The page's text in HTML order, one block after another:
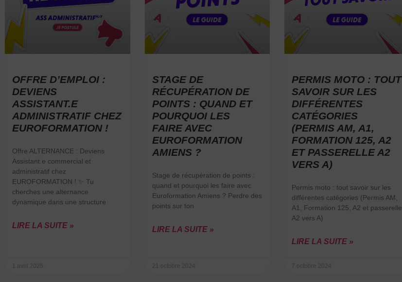
OFFRE D’EMPLOI :
DEVIENS
ASSISTANT.E
ADMINISTRATIF CHEZ
EUROFORMATION !
Offre ALTERNANCE : Deviens
Assistant.e commercial et
administratif chez
EUROFORMATION ! ✨ Tu
cherches une alternance
dynamique dans une structure
LIRE LA SUITE »
1 avril 2025
STAGE DE
RÉCUPÉRATION DE
POINTS : QUAND ET
POURQUOI LES
FAIRE AVEC
EUROFORMATION
AMIENS ?
Stage de récupération de points :
quand et pourquoi les faire avec
Euroformation Amiens ? Perdre des
points sur ton
LIRE LA SUITE »
21 octobre 2024
PERMIS MOTO : TOUT
SAVOIR SUR LES
DIFFÉRENTES
CATÉGORIES
(PERMIS AM, A1,
FORMATION 125, A2
ET PASSERELLE A2
VERS A)
Permis moto : tout savoir sur les
différentes catégories (Permis AM,
A1, Formation 125, A2 et passerelle
A2 vers A)
LIRE LA SUITE »
7 octobre 2024